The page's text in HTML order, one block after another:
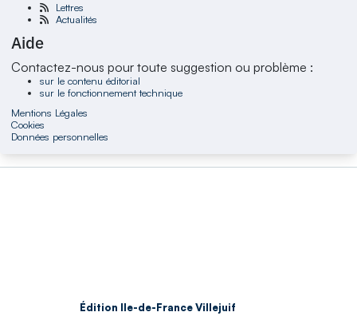
Lettres
Actualités
Aide
Contactez-nous pour toute suggestion ou problème :
sur le contenu éditorial
sur le fonctionnement technique
Mentions Légales
Cookies
Données personnelles
Édition Ile-de-France Villejuif